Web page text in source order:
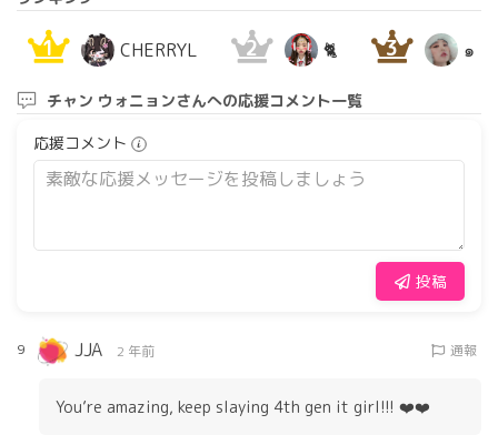
1 CHERRYL 2 🐈 3 ๑
チャン ウォニョンさんへの応援コメント一覧
応援コメント
投稿
9 JJA 2 年前 通報
You’re amazing, keep slaying 4th gen it girl!!! ❤️❤️